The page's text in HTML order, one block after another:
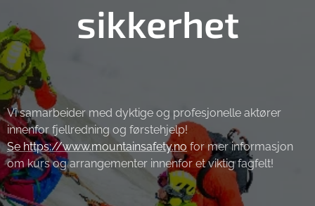
sikkerhet
Vi samarbeider med dyktige og profesjonelle aktører
innenfor fjellredning og førstehjelp!
Sehttps://www.mountainsafety.no for mer informasjon
om kurs og arrangementer innenfor et viktig fagfelt!